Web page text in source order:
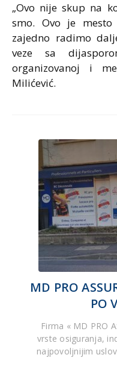
„Ovo nije skup na
smo. Ovo je
zajedno radimo
veze sa
organizovanoj i
Milićević.
MD PRO
PO
Firma « MD PRO
vrste osiguranja,
najpovoljnijim